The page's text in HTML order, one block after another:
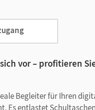
vor – profitieren
Begleiter für Ihren
Es entlastet